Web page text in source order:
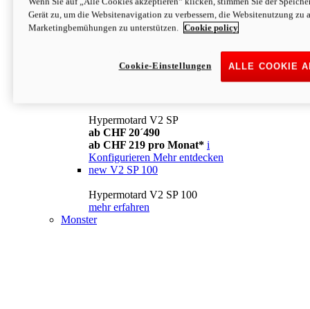
Konfigurieren Mehr entdecken
newV2
ab CHF 169 pro Monat* i
Mehr entdecken
Hypermotard V2 SP
ab CHF 20´490
ab CHF 219 pro Monat* i
Konfigurieren Mehr entdecken
new V2 SP 100
Hypermotard V2 SP 100
mehr erfahren
Monster
Gerät zu, um die Websitenavigation zu verbessern, die Websitenutzung zu
Marketingbemühungen zu unterstützen.
Cookie policy
ALLE COOKIE
Cookie-Einstellungen